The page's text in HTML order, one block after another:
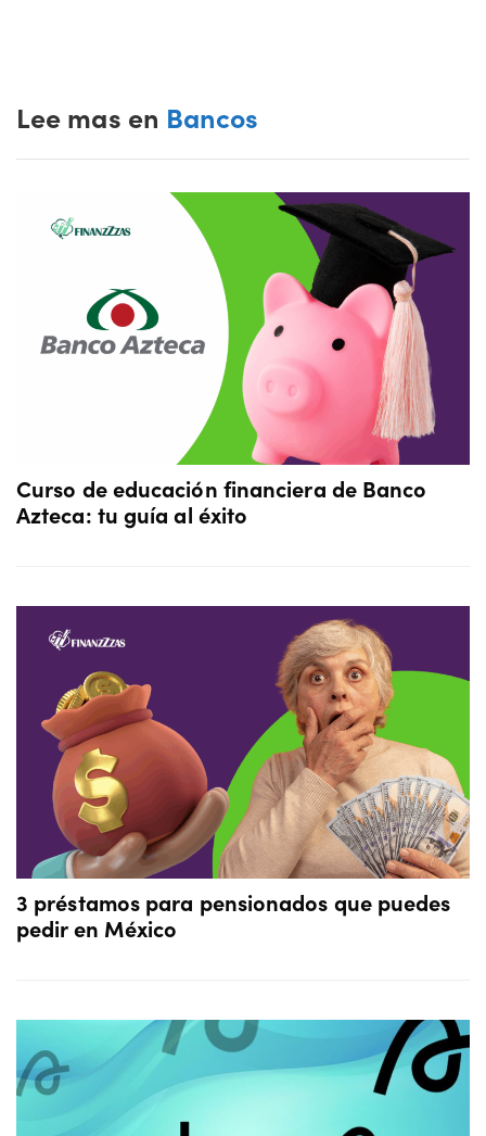
Lee mas en Bancos
Curso de educación financiera de Banco
Azteca: tu guía al éxito
3 préstamos para pensionados que puedes
pedir en México